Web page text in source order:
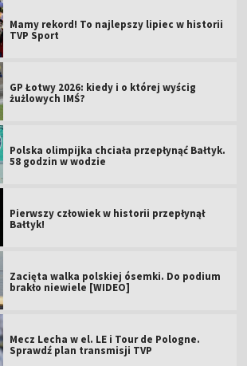
Mamy rekord! To najlepszy lipiec w historii
TVP Sport
GP Łotwy 2026: kiedy i o której wyścig
żużlowych IMŚ?
Polska olimpijka chciała przepłynąć Bałtyk.
58 godzin w wodzie
Pierwszy człowiek w historii przepłynął
Bałtyk!
Zacięta walka polskiej ósemki. Do podium
brakło niewiele [WIDEO]
Mecz Lecha w el. LE i Tour de Pologne.
Sprawdź plan transmisji TVP